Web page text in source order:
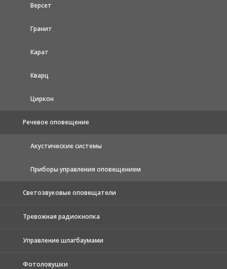
Версет
Гранит
Карат
Кварц
Циркон
Речевое оповещение
Акустические системы
Приборы управления оповещением
Светозвуковые оповещатели
Тревожная радиокнопка
Управление шлагбаумами
Фотоловушки